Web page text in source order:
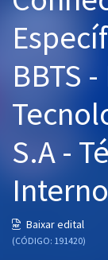
Graduação
OAB
Mentorias
Questões grátis
Conteúdo
Blog
BBTS
S.A -
Interno
Baixar edital
(CÓDIGO: 191420)